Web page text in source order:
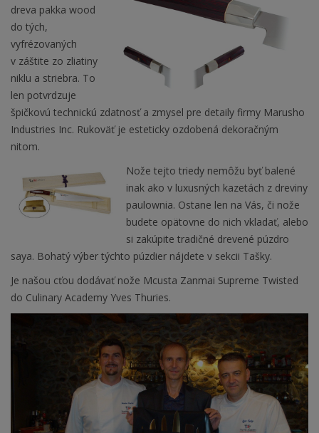
dreva pakka wood
do tých,
vyfrézovaných
v záštite zo zliatiny
niklu a striebra. To
len potvrdzuje
špičkovú technickú zdatnosť a zmysel pre detaily firmy Marusho
Industries Inc. Rukoväť je esteticky ozdobená dekoračným
nitom.
Nože tejto triedy nemôžu byť balené
inak ako v luxusných kazetách z dreviny
paulownia. Ostane len na Vás, či nože
budete opätovne do nich vkladať, alebo
si zakúpite tradičné drevené púzdro
saya. Bohatý výber týchto púzdier nájdete v sekcii Tašky.
Je našou cťou dodávať nože Mcusta Zanmai Supreme Twisted
do Culinary Academy Yves Thuries.